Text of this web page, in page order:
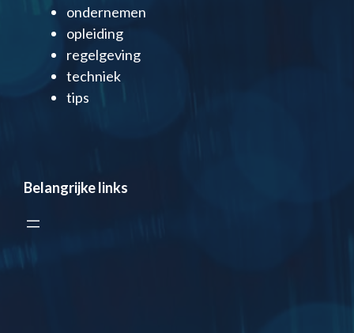
ondernemen
opleiding
regelgeving
techniek
tips
Belangrijke links